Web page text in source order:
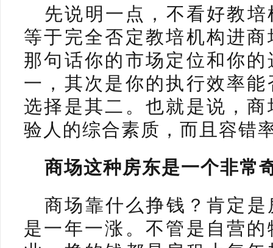
先说明一点，不看好教
等于完全否定教培机构进
那句话你的市场定位和你
一，其次是你的执行效率
选择是其二。也就是说，
验人的综合素质，而且容错
商场这种房东是一个非常
商场靠什么挣钱？肯定
是一年一涨。不管是自营